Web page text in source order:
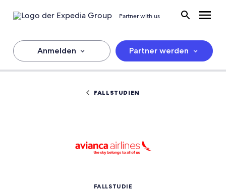
Partner with us
Anmelden Partner werden
FALLSTUDIEN
FALLSTUDIE